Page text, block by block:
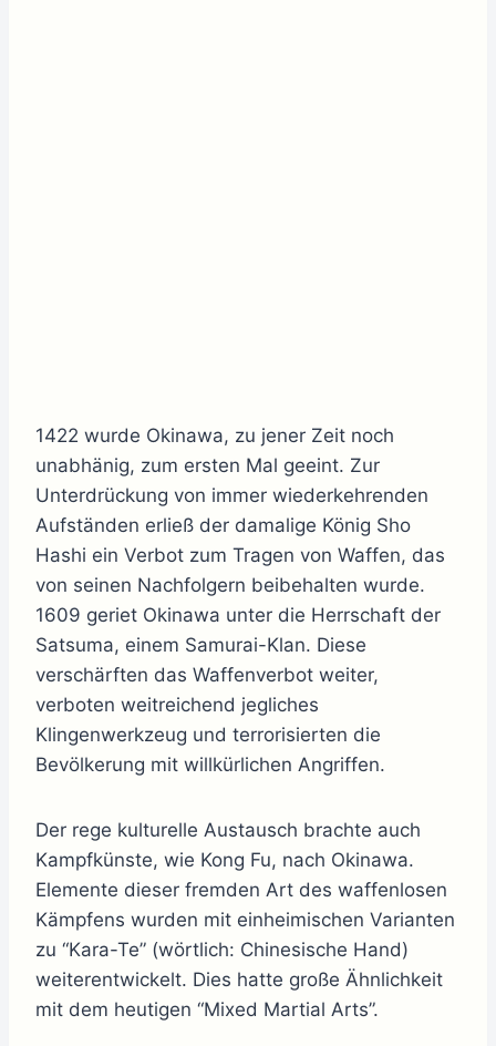
1422 wurde Okinawa, zu jener Zeit noch
unabhänig, zum ersten Mal geeint. Zur
Unterdrückung von immer wiederkehrenden
Aufständen erließ der damalige König Sho
Hashi ein Verbot zum Tragen von Waffen, das
von seinen Nachfolgern beibehalten wurde.
1609 geriet Okinawa unter die Herrschaft der
Satsuma, einem Samurai-Klan. Diese
verschärften das Waffenverbot weiter,
verboten weitreichend jegliches
Klingenwerkzeug und terrorisierten die
Bevölkerung mit willkürlichen Angriffen.
Der rege kulturelle Austausch brachte auch
Kampfkünste, wie Kong Fu, nach Okinawa.
Elemente dieser fremden Art des waffenlosen
Kämpfens wurden mit einheimischen Varianten
zu “Kara-Te” (wörtlich: Chinesische Hand)
weiterentwickelt. Dies hatte große Ähnlichkeit
mit dem heutigen “Mixed Martial Arts”.